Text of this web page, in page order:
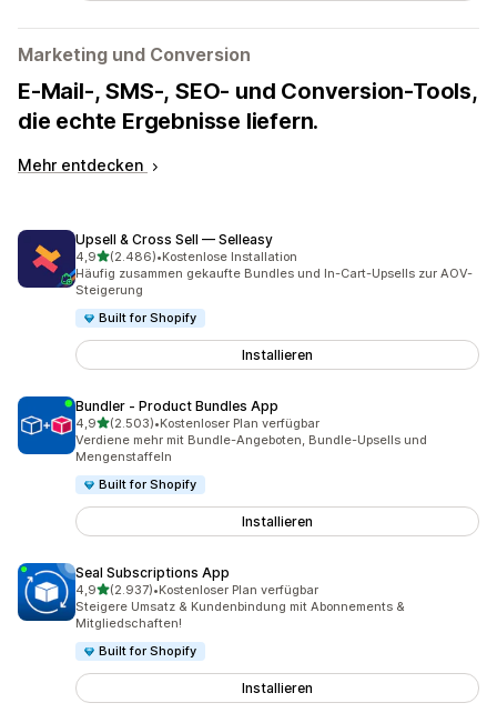
Marketing und Conversion
E-Mail-, SMS-, SEO- und Conversion-Tools,
die echte Ergebnisse liefern.
Mehr entdecken
Upsell & Cross Sell — Selleasy
4,9von 5 Sternen
(2.486)
2486 Rezensionen insgesamt
•Kostenlose Installation
Häufig zusammen gekaufte Bundles und In-Cart-Upsells zur AOV-
Steigerung
Built for Shopify
Installieren
Bundler ‑ Product Bundles App
4,9von 5 Sternen
(2.503)
2503 Rezensionen insgesamt
•Kostenloser Plan verfügbar
Verdiene mehr mit Bundle-Angeboten, Bundle-Upsells und
Mengenstaffeln
Built for Shopify
Installieren
Seal Subscriptions App
4,9von 5 Sternen
(2.937)
2937 Rezensionen insgesamt
•Kostenloser Plan verfügbar
Steigere Umsatz & Kundenbindung mit Abonnements &
Mitgliedschaften!
Built for Shopify
Installieren